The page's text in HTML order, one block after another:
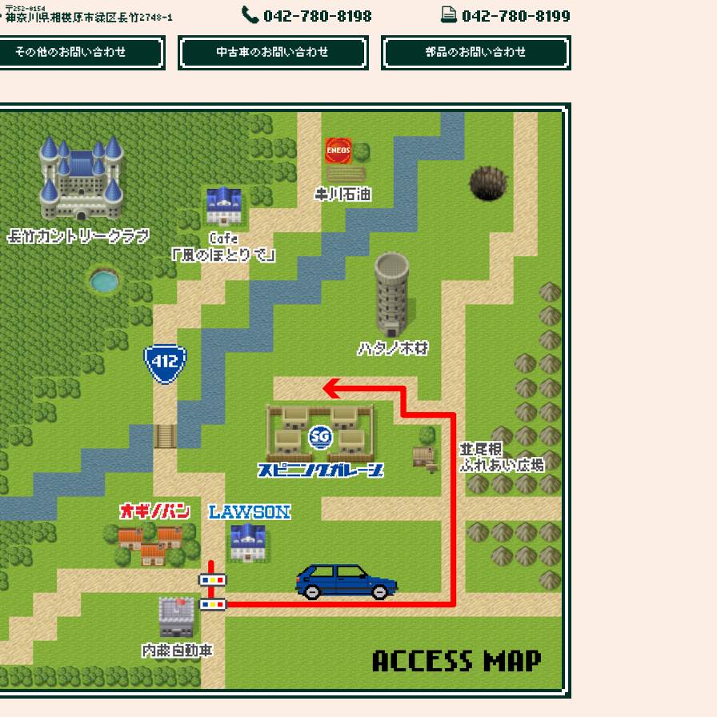
〒252-0154
神奈川県相模原市緑区長竹2748-1 042-780-8198 042-780-8199
その他のお問い合わせ 中古車のお問い合わせ 部品のお問い合わせ